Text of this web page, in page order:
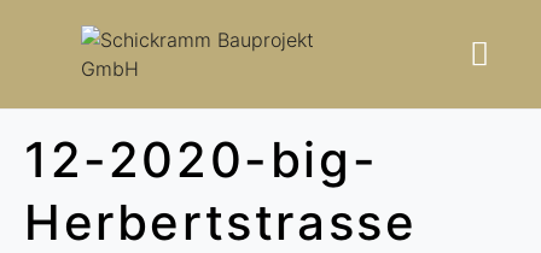
12-2020-big-
Herbertstrasse